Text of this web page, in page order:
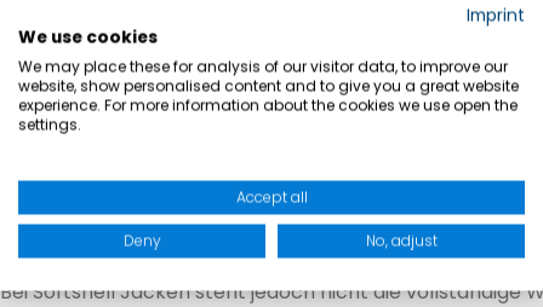
eindringendem Wasser ist. Sie wird in Millimetern (mm)
welchem Wasserdruck ein Stoff standhalten kann.
5.000 mm Wassersäule:Schutz bei leichtem
Schauern
wechselhaftem Wetter
10.000 mm und mehr:Erhöhter Wetterschutz für
im Freien
Bei Softshell Jacken steht jedoch nicht die vollständige
Imprint
We use cookies
We may place these for analysis of our visitor data, to improve our
website, show personalised content and to give you a great website
experience. For more information about the cookies we use open the
settings.
Accept all
Deny No, adjust